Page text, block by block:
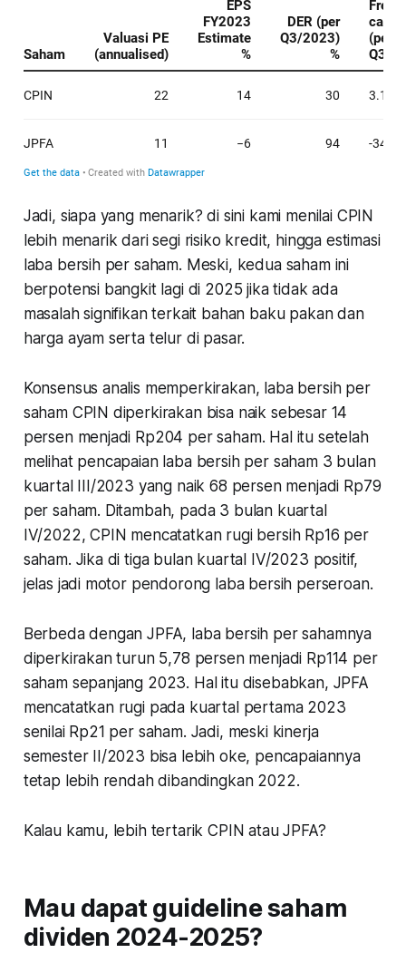
Jadi, siapa yang menarik? di sini kami menilai CPIN
lebih menarik dari segi risiko kredit, hingga estimasi
laba bersih per saham. Meski, kedua saham ini
berpotensi bangkit lagi di 2025 jika tidak ada
masalah signifikan terkait bahan baku pakan dan
harga ayam serta telur di pasar.
Konsensus analis memperkirakan, laba bersih per
saham CPIN diperkirakan bisa naik sebesar 14
persen menjadi Rp204 per saham. Hal itu setelah
melihat pencapaian laba bersih per saham 3 bulan
kuartal III/2023 yang naik 68 persen menjadi Rp79
per saham. Ditambah, pada 3 bulan kuartal
IV/2022, CPIN mencatatkan rugi bersih Rp16 per
saham. Jika di tiga bulan kuartal IV/2023 positif,
jelas jadi motor pendorong laba bersih perseroan.
Berbeda dengan JPFA, laba bersih per sahamnya
diperkirakan turun 5,78 persen menjadi Rp114 per
saham sepanjang 2023. Hal itu disebabkan, JPFA
mencatatkan rugi pada kuartal pertama 2023
senilai Rp21 per saham. Jadi, meski kinerja
semester II/2023 bisa lebih oke, pencapaiannya
tetap lebih rendah dibandingkan 2022.
Kalau kamu, lebih tertarik CPIN atau JPFA?
Mau dapat guideline saham
dividen 2024-2025?